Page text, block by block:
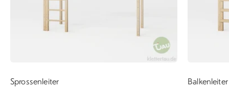
Sprossenleiter
Balkenleiter